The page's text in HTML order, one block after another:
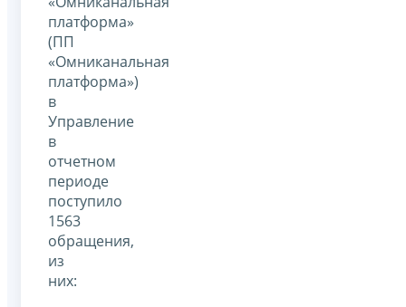
платформа»
(ПП
«Омниканальная
платформа»)
в
Управление
в
отчетном
периоде
поступило
1563
обращения,
из
них: